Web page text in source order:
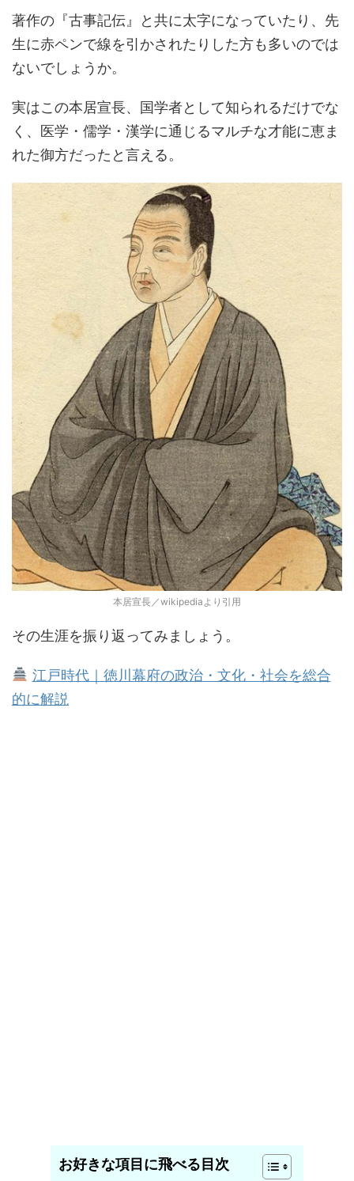
著作の『古事記伝』と共に太字になっていたり、先
生に赤ペンで線を引かされたりした方も多いのでは
ないでしょうか。
実はこの本居宣長、国学者として知られるだけでな
く、医学・儒学・漢学に通じるマルチな才能に恵ま
れた御方だったと言える。
本居宣長／wikipediaより引用
その生涯を振り返ってみましょう。
江戸時代｜徳川幕府の政治・文化・社会を総合
的に解説
お好きな項目に飛べる目次